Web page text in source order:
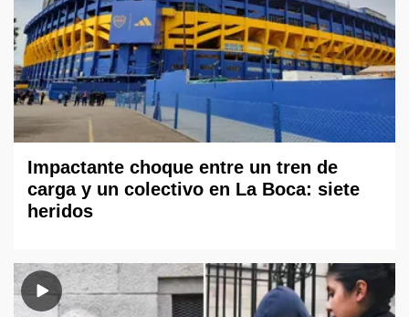
Impactante choque entre un tren de
carga y un colectivo en La Boca: siete
heridos